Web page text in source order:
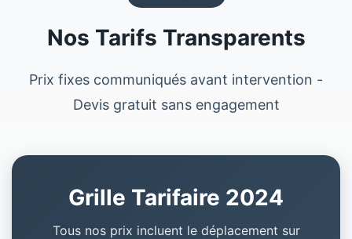
Nos Tarifs Transparents
Prix fixes communiqués avant intervention -
Devis gratuit sans engagement
Grille Tarifaire 2024
Tous nos prix incluent le déplacement sur